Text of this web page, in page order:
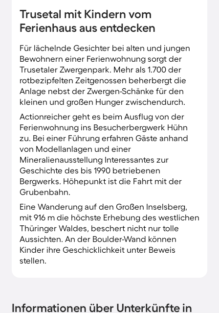
Garten mit Grillmöglichkeit für die beliebte
Thüringer Rostbratwurst. Manch eine
gemütliche Abende vor dem knisternden
Feuer.
Trusetal mit Kindern vom
Ferienhaus aus entdecken
Für lächelnde Gesichter bei alten und jungen
Bewohnern einer Ferienwohnung sorgt der
Trusetaler Zwergenpark. Mehr als 1.700 der
rotbezipfelten Zeitgenossen beherbergt die
Anlage nebst der Zwergen-Schänke für den
kleinen und großen Hunger zwischendurch.
Actionreicher geht es beim Ausflug von der
Ferienwohnung ins Besucherbergwerk Hühn
zu. Bei einer Führung erfahren Gäste anhand
von Modellanlagen und einer
Mineralienausstellung Interessantes zur
Geschichte des bis 1990 betriebenen
Bergwerks. Höhepunkt ist die Fahrt mit der
Grubenbahn.
Eine Wanderung auf den Großen Inselsberg,
mit 916 m die höchste Erhebung des westlichen
Thüringer Waldes, beschert nicht nur tolle
Aussichten. An der Boulder-Wand können
Kinder ihre Geschicklichkeit unter Beweis
stellen.
Informationen über Unterkünfte in